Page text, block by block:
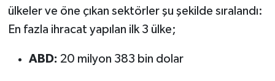
ülkeler ve öne çıkan sektörler şu şekilde sıralandı:
En fazla ihracat yapılan ilk 3 ülke;
ABD: 20 milyon 383 bin dolar